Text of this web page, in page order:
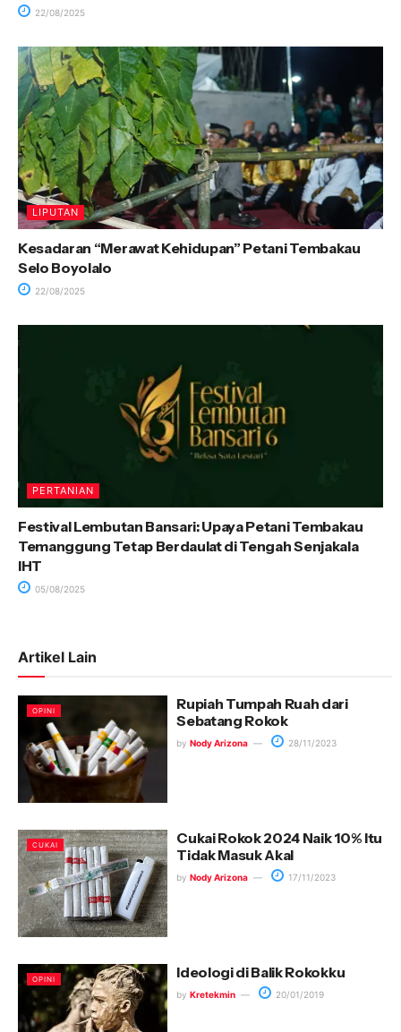
22/08/2025
LIPUTAN
Kesadaran “Merawat Kehidupan” Petani Tembakau
Selo Boyolalo
22/08/2025
PERTANIAN
Festival Lembutan Bansari: Upaya Petani Tembakau
Temanggung Tetap Berdaulat di Tengah Senjakala
IHT
05/08/2025
Artikel Lain
OPINI
Rupiah Tumpah Ruah dari
Sebatang Rokok
by Nody Arizona 28/11/2023
CUKAI
Cukai Rokok 2024 Naik 10% Itu
Tidak Masuk Akal
by Nody Arizona 17/11/2023
OPINI Ideologi di Balik Rokokku
by Kretekmin 20/01/2019